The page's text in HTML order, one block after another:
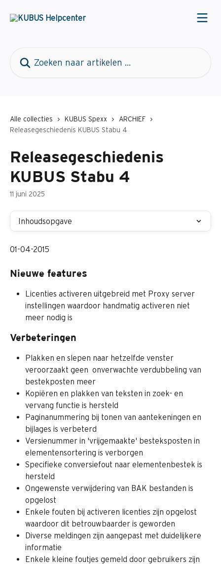
Alle collecties KUBUS Spexx
ARCHIEF
Releasegeschiedenis KUBUS Stabu 4
Releasegeschiedenis
KUBUS Stabu 4
11 juni 2025
Inhoudsopgave
01-04-2015
Nieuwe features
Licenties activeren uitgebreid met Proxy server
instellingen waardoor handmatig activeren niet
meer nodig is
Verbeteringen
Plakken en slepen naar hetzelfde venster
veroorzaakt geen  onverwachte verdubbeling van
bestekposten meer
Kopiëren en plakken van teksten in zoek- en
vervang functie is hersteld
Paginanummering bij tonen van aantekeningen en
bijlages is verbeterd
Versienummer in 'vrijgemaakte' besteksposten in
elementensortering is verborgen
Specifieke conversiefout naar elementenbestek is
hersteld
Ongewenste verwijdering van BAK bestanden is
opgelost
Enkele fouten bij activeren licenties zijn opgelost
waardoor dit betrouwbaarder is geworden
Diverse meldingen zijn aangepast met duidelijkere
informatie
Enkele kleine foutjes gemeld door gebruikers zijn